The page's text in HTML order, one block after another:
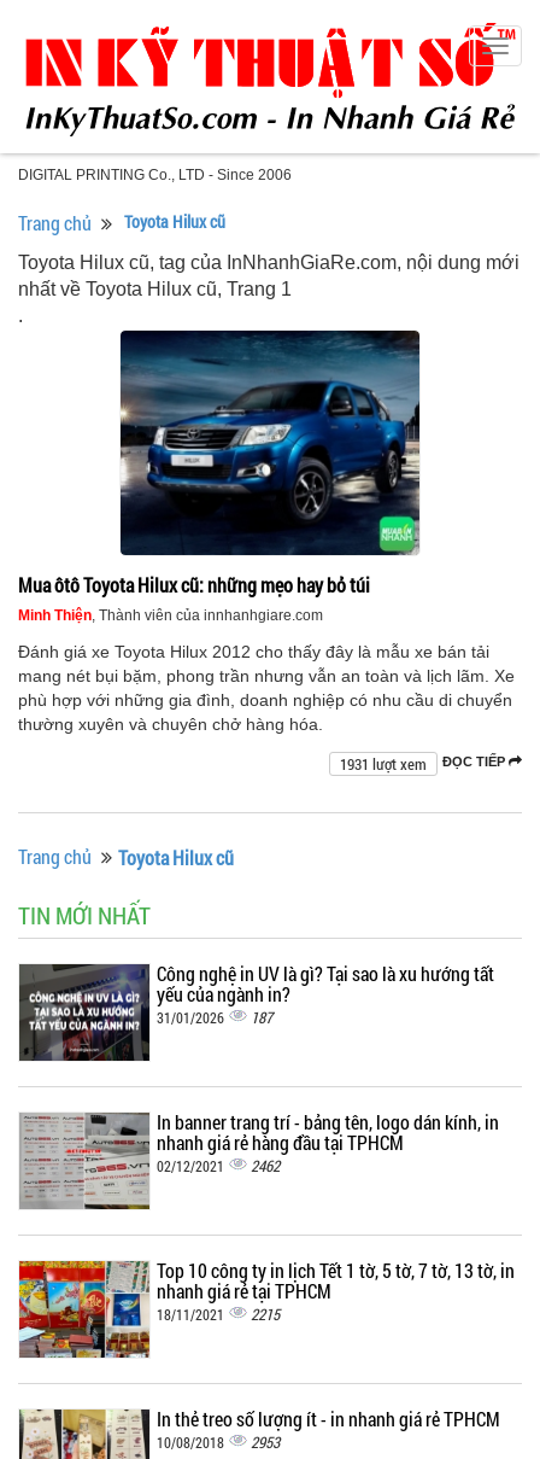
DIGITAL PRINTING Co., LTD - Since 2006
Trang chủ Toyota Hilux cũ
Toyota Hilux cũ, tag của InNhanhGiaRe.com, nội dung mới
nhất về Toyota Hilux cũ, Trang 1
.
Mua ôtô Toyota Hilux cũ: những mẹo hay bỏ túi
Minh Thiện, Thành viên của innhanhgiare.com
Đánh giá xe Toyota Hilux 2012 cho thấy đây là mẫu xe bán tải
mang nét bụi bặm, phong trần nhưng vẫn an toàn và lịch lãm. Xe
phù hợp với những gia đình, doanh nghiệp có nhu cầu di chuyển
thường xuyên và chuyên chở hàng hóa.
ĐỌC TIẾP
1931 lượt xem
Trang chủ Toyota Hilux cũ
TIN MỚI NHẤT
Công nghệ in UV là gì? Tại sao là xu hướng tất
yếu của ngành in?
31/01/2026 187
In banner trang trí - bảng tên, logo dán kính, in
nhanh giá rẻ hàng đầu tại TPHCM
02/12/2021 2462
Top 10 công ty in lịch Tết 1 tờ, 5 tờ, 7 tờ, 13 tờ, in
nhanh giá rẻ tại TPHCM
18/11/2021 2215
In thẻ treo số lượng ít - in nhanh giá rẻ TPHCM
10/08/2018 2953